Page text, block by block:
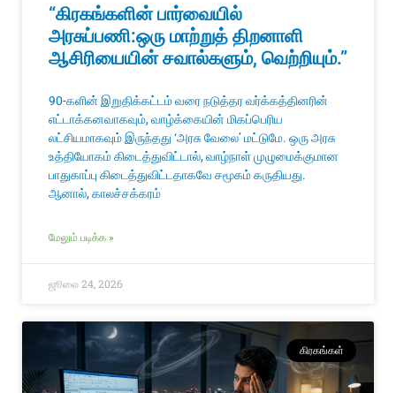
“கிரகங்களின் பார்வையில்
அரசுப்பணி:ஒரு மாற்றுத் திறனாளி
ஆசிரியையின் சவால்களும், வெற்றியும்.”
90-களின் இறுதிக்கட்டம் வரை நடுத்தர வர்க்கத்தினரின்
எட்டாக்கனவாகவும், வாழ்க்கையின் மிகப்பெரிய
லட்சியமாகவும் இருந்தது ‘அரசு வேலை’ மட்டுமே. ஒரு அரசு
உத்தியோகம் கிடைத்துவிட்டால், வாழ்நாள் முழுமைக்குமான
பாதுகாப்பு கிடைத்துவிட்டதாகவே சமூகம் கருதியது.
ஆனால், காலச்சக்கரம்
மேலும் படிக்க »
ஜூலை 24, 2026
கிரகங்கள்